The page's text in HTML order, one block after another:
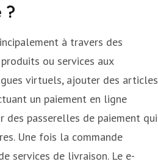
?
à travers des
ou services aux
virtuels, ajouter des articles
un paiement en ligne
des passerelles de paiement qui
Une fois la commande
services de livraison. Le e-